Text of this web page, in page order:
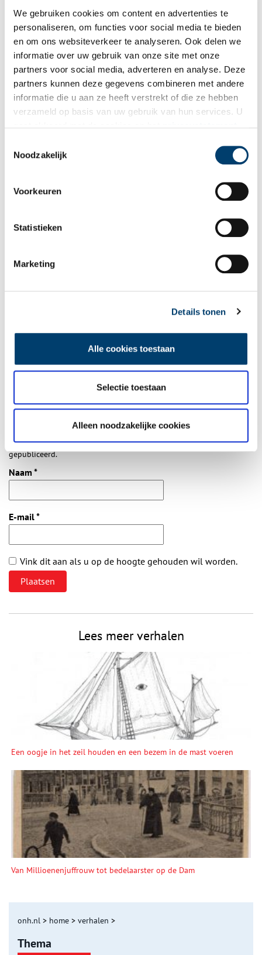
We gebruiken cookies om content en advertenties te
personaliseren, om functies voor social media te bieden
en om ons websiteverkeer te analyseren. Ook delen we
informatie over uw gebruik van onze site met onze
partners voor social media, adverteren en analyse. Deze
partners kunnen deze gegevens combineren met andere
informatie die u aan ze heeft verstrekt of die ze hebben
verzameld op basis van uw gebruik van hun services. U
Noodzakelijk
Voorkeuren
Statistieken
Marketing
Details tonen
Alle cookies toestaan
Selectie toestaan
Alleen noodzakelijke cookies
Auteur:Liza Koppenrade
Bronnen
F.A. Stoett, Nederlandsche spreekwoorden, spreekwijzen,
uitdrukkingen en gezegden. W.J. Thieme & Cie, Zutphen 1923-
1925 (vierde druk).
Door de mand vallen
Wilt u op de hoogte blijven van de mooiste verhalen en het
laatste erfgoednieuws? Schrijf u dan nu in voor onze
privacybeleid
Aanvullingen
Vul deze informatie aan of geef een reactie.
Vereiste velden zijn gemarkeerd met *. Het e-mailadres wordt niet
gepubliceerd.
Naam *
E-mail*
Vink dit aan als u op de hoogte gehouden wil worden.
Lees meer verhalen
Een oogje in het zeil houden en een bezem in de mast voeren
Van Millioenenjuffrouw tot bedelaarster op de Dam
onh.nl > home > verhalen >
Thema